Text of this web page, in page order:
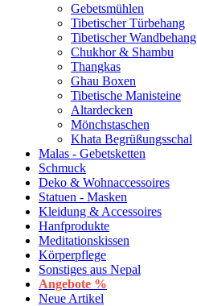
Gebetsmühlen
Tibetischer Türbehang
Tibetischer Wandbehang
Chukhor & Shambu
Thangkas
Ghau Boxen
Tibetische Manisteine
Altardecken
Mönchstaschen
Khata Begrüßungsschal
Malas - Gebetsketten
Schmuck
Deko & Wohnaccessoires
Statuen - Masken
Kleidung & Accessoires
Hanfprodukte
Meditationskissen
Körperpflege
Sonstiges aus Nepal
Angebote %
Neue Artikel